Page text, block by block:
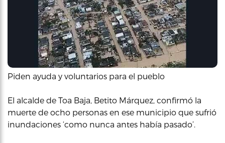
Piden ayuda y voluntarios para el pueblo
El alcalde de Toa Baja, Betito Márquez, confirmó la
muerte de ocho personas en ese municipio que sufrió
inundaciones ‘como nunca antes había pasado’.